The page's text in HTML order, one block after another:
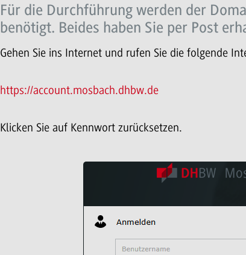
Für die Durchführung werden der
benötigt. Beides haben Sie per Post
Gehen Sie ins Internet und rufen Sie die folgende
https://account.mosbach.dhbw.de
Klicken Sie auf Kennwort zurücksetzen.